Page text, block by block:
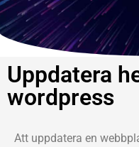
Uppdatera
wordpress
Att uppdatera en